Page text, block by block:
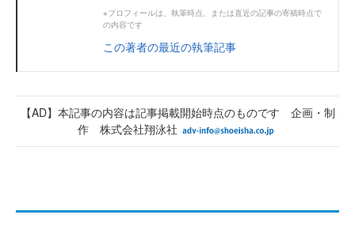
※プロフィールは、執筆時点、または直近の記事の寄稿時点で
の内容です
この著者の最近の執筆記事
【AD】本記事の内容は記事掲載開始時点のものです 企画・制
作 株式会社翔泳社